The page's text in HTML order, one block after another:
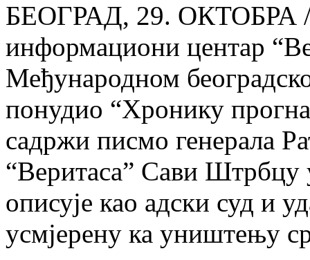
БЕОГРАД, 29. ОКТОБРА
информациони центар
Међународном
понудио “Хронику
садржи писмо генерала
“Веритаса” Сави
описује као адски суд и
усмјерену ка уништењу